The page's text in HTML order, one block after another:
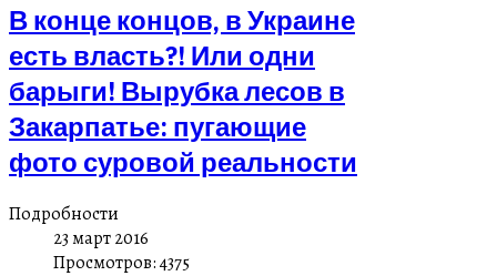
В конце концов, в Украине
есть власть?! Или одни
барыги! Вырубка лесов в
Закарпатье: пугающие
фото суровой реальности
Подробности
23 март 2016
Просмотров: 4375